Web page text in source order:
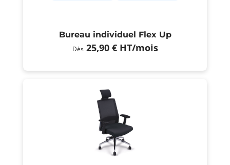
Bureau individuel Flex Up
Dès 25,90 € HT/mois